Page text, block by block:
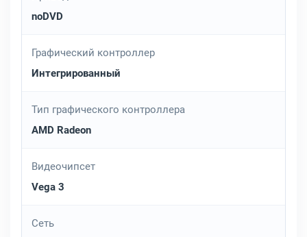
noDVD
Графический контроллер
Интегрированный
Тип графического контроллера
AMD Radeon
Видеочипсет
Vega 3
Сеть